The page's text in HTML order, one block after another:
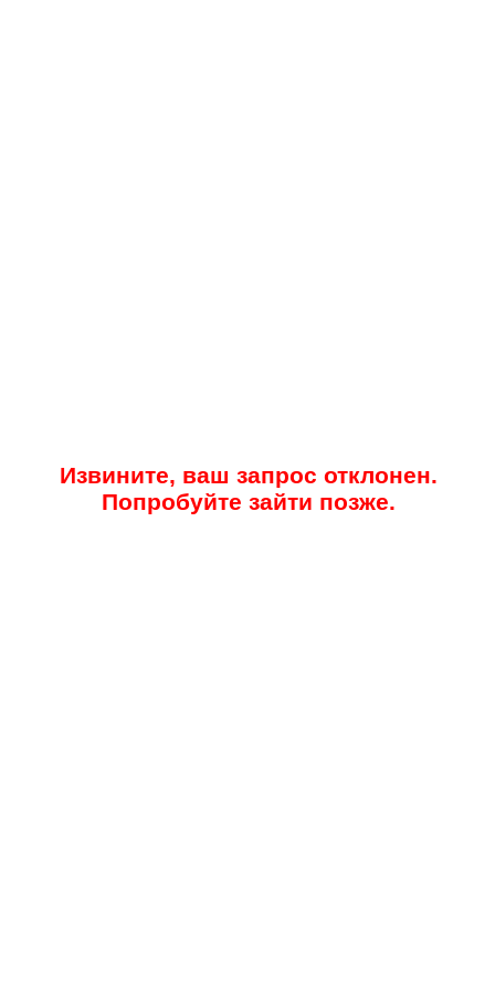
Извините, ваш запрос отклонен.
Попробуйте зайти позже.